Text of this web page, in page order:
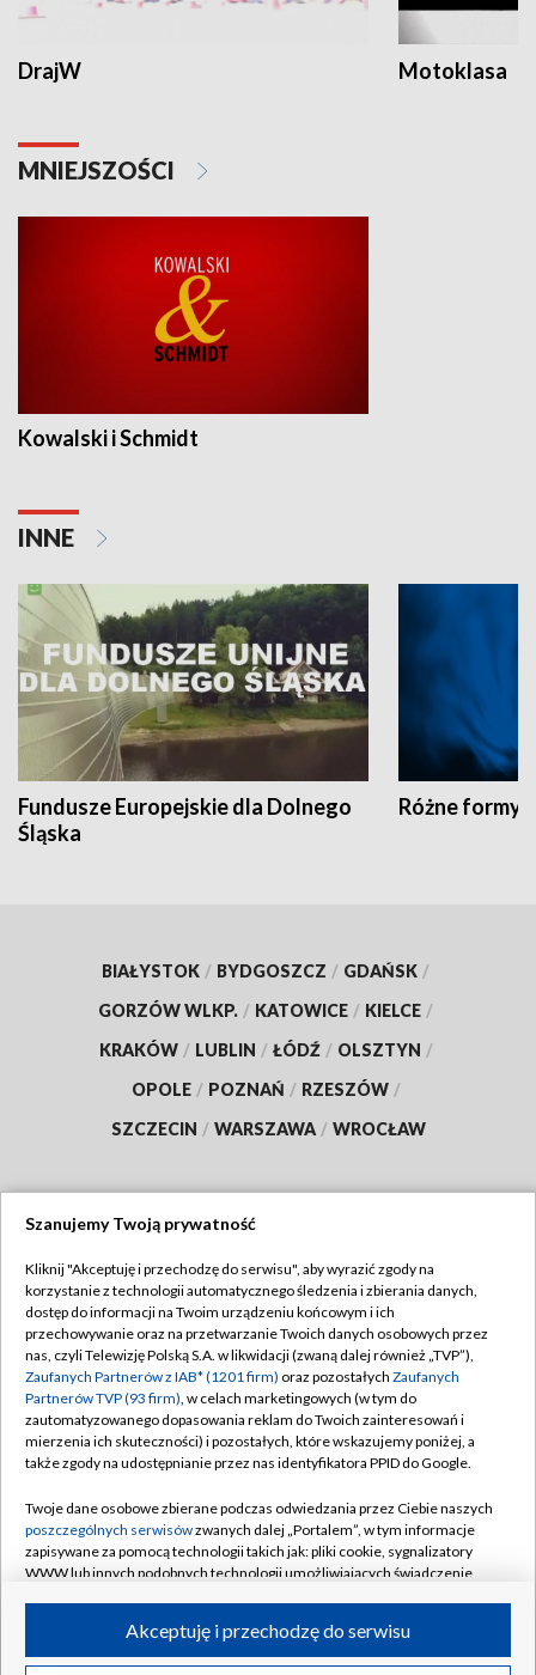
DrajW Motoklasa
MNIEJSZOŚCI
Kowalski i Schmidt
INNE
Fundusze Europejskie dla Dolnego
Śląska
Różne formy
BIAŁYSTOK / BYDGOSZCZ / GDAŃSK /
GORZÓW WLKP. / KATOWICE / KIELCE /
KRAKÓW / LUBLIN / ŁÓDŹ / OLSZTYN /
OPOLE / POZNAŃ / RZESZÓW /
SZCZECIN / WARSZAWA / WROCŁAW
TVP
Abonament TVP
Emisja w TVP
Centrum informacji TVP
Naziemna Telewizja Cyfrowa
Rada Programowa
System NOS
Informacje o nadawcy
Program dla prasy
Regulamin TVP
Polityka prywatności
Moje zgody
Pomoc
Kontakt
Kanały
©2026 Telewizja Polska S.A. w likwidacji
Szanujemy Twoją prywatność
Kliknij "Akceptuję i przechodzę do serwisu", aby wyrazić zgody na
korzystanie z technologii automatycznego śledzenia i zbierania danych,
dostęp do informacji na Twoim urządzeniu końcowym i ich
przechowywanie oraz na przetwarzanie Twoich danych osobowych przez
nas, czyli Telewizję Polską S.A. w likwidacji (zwaną dalej również „TVP”),
Zaufanych Partnerów z IAB* (1201 firm) oraz pozostałych Zaufanych
Partnerów TVP (93 firm), w celach marketingowych (w tym do
zautomatyzowanego dopasowania reklam do Twoich zainteresowań i
mierzenia ich skuteczności) i pozostałych, które wskazujemy poniżej, a
także zgody na udostępnianie przez nas identyfikatora PPID do Google.
Twoje dane osobowe zbierane podczas odwiedzania przez Ciebie naszych
poszczególnych serwisówzwanych dalej „Portalem”, w tym informacje
zapisywane za pomocą technologii takich jak: pliki cookie, sygnalizatory
WWW lub innych podobnych technologii umożliwiających świadczenie
ruchu w Internecie.Akceptuję i przechodzę do serwisu